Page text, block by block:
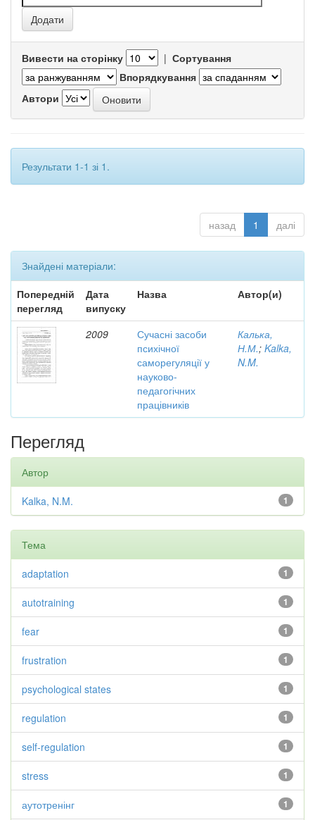
Вивести на сторінку | Сортування
Впорядкування
Автори
Результати 1-1 зі 1.
назад 1 далі
Знайдені матеріали:
Попередній
перегляд
Дата
випуску
Назва Автор(и)
2009
Сучасні засоби
психічної
саморегуляції у
науково-
педагогічних
працівників
Калька,
Н.М.; Kalka,
N.M.
Перегляд
Автор
1
Kalka, N.M.
Тема
1
adaptation
1
autotraining
1
fear
1
frustration
1
psychological states
1
regulation
1
self-regulation
1
stress
1
аутотренінг